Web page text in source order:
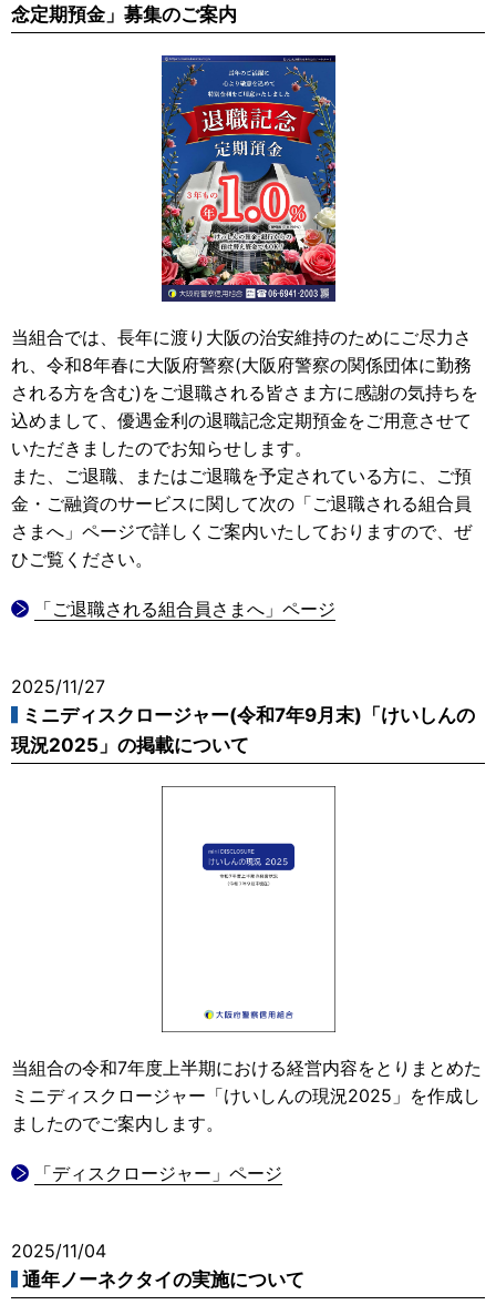
念定期預金」募集のご案内
当組合では、長年に渡り大阪の治安維持のためにご尽力さ
れ、令和8年春に大阪府警察(大阪府警察の関係団体に勤務
される方を含む)をご退職される皆さま方に感謝の気持ちを
込めまして、優遇金利の退職記念定期預金をご用意させて
いただきましたのでお知らせします。
また、ご退職、またはご退職を予定されている方に、ご預
金・ご融資のサービスに関して次の「ご退職される組合員
さまへ」ページで詳しくご案内いたしておりますので、ぜ
ひご覧ください。
「ご退職される組合員さまへ」ページ
2025/11/27
ミニディスクロージャー(令和7年9月末)「けいしんの
現況2025」の掲載について
当組合の令和7年度上半期における経営内容をとりまとめた
ミニディスクロージャー「けいしんの現況2025」を作成し
ましたのでご案内します。
「ディスクロージャー」ページ
2025/11/04
通年ノーネクタイの実施について